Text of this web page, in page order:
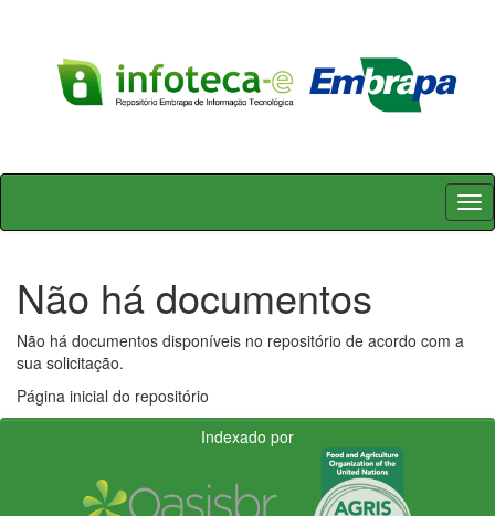
Skip
Não há documentos
Não há documentos disponíveis no repositório de acordo com a
sua solicitação.
Página inicial do repositório
Indexado por